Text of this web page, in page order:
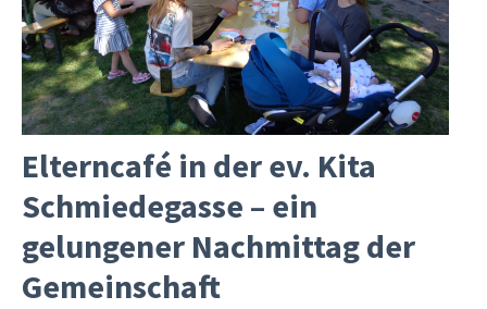
Elterncafé in der ev. Kita
Schmiedegasse – ein
gelungener Nachmittag der
Gemeinschaft